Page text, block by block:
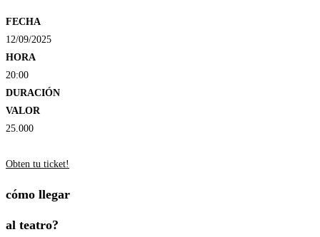
FECHA
12/09/2025
HORA
20:00
DURACIÓN
VALOR
25.000
Obten tu ticket!
cómo llegar
al teatro?